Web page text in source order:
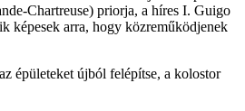
Chartreuse) priorja, a híres I. Guigo
képesek arra, hogy közreműködjenek
épületeket újból felépítse, a kolostor